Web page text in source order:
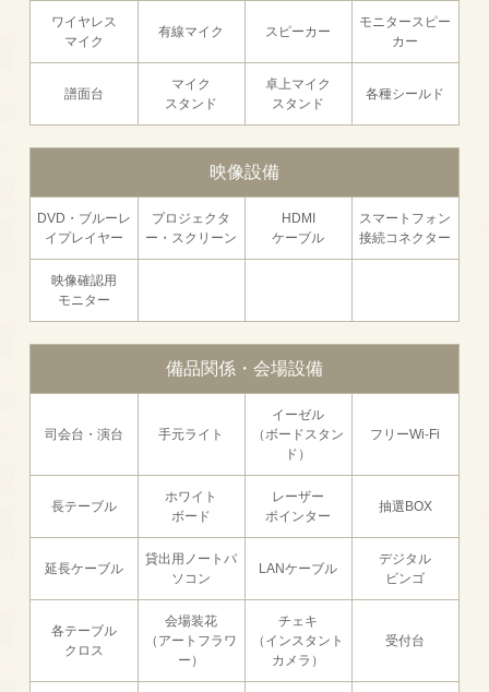
ワイヤレス
マイク
有線マイク スピーカー
モニタースピー
カー
譜面台
マイク
スタンド
卓上マイク
スタンド
各種シールド
映像設備
DVD・ブルーレ
イプレイヤー
プロジェクタ
ー・スクリーン
HDMI
ケーブル
スマートフォン
接続コネクター
映像確認用
モニター
備品関係・会場設備
司会台・演台 手元ライト
イーゼル
（ボードスタン
ド）
フリーWi-Fi
長テーブル
ホワイト
ボード
レーザー
ポインター
抽選BOX
延長ケーブル
貸出用ノートパ
ソコン
LANケーブル
デジタル
ビンゴ
各テーブル
クロス
会場装花
（アートフラワ
ー）
チェキ
（インスタント
カメラ）
受付台